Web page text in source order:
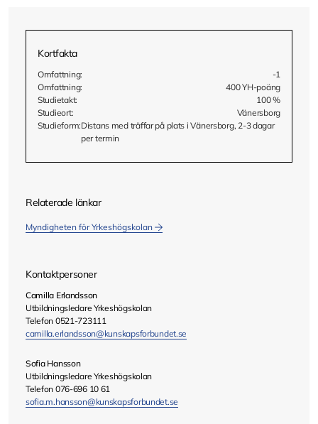
Kortfakta
Omfattning:
-1
Omfattning:
400 YH-poäng
Studietakt:
100 %
Studieort:
Vänersborg
Studieform:Distans med träffar på plats i Vänersborg, 2-3 dagar
per termin
Relaterade länkar
Myndigheten för Yrkeshögskolan
Kontaktpersoner
Camilla Erlandsson
Utbildningsledare Yrkeshögskolan
Telefon 0521-723111
camilla.erlandsson@kunskapsforbundet.se
Sofia Hansson
Utbildningsledare Yrkeshögskolan
Telefon 076-696 10 61
sofia.m.hansson@kunskapsforbundet.se